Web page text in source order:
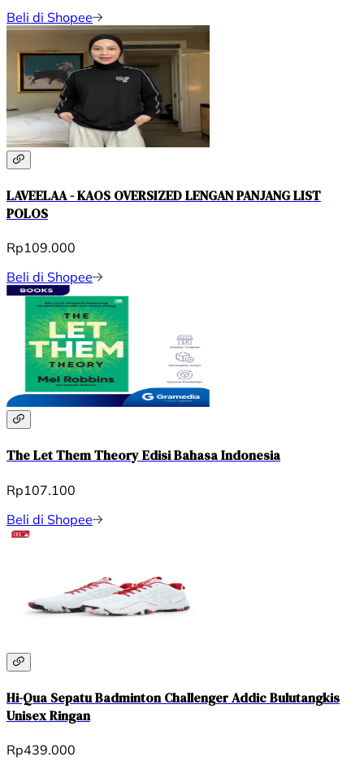
Beli di Shopee
LAVEELAA - KAOS OVERSIZED LENGAN PANJANG LIST
POLOS
Rp109.000
Beli di Shopee
The Let Them Theory Edisi Bahasa Indonesia
Rp107.100
Beli di Shopee
Hi-Qua Sepatu Badminton Challenger Addic Bulutangkis
Unisex Ringan
Rp439.000